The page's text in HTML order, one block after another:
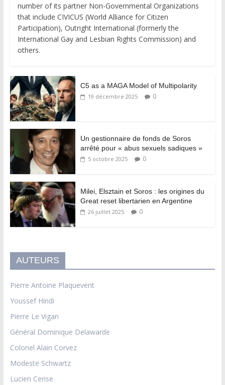
number of its partner Non-Governmental Organizations
that include CIVICUS (World Alliance for Citizen
Participation), Outright International (formerly the
International Gay and Lesbian Rights Commission) and
others.
C5 as a MAGA Model of Multipolarity
19 décembre 2025 0
Un gestionnaire de fonds de Soros
arrêté pour « abus sexuels sadiques »
5 octobre 2025 0
Milei, Elsztain et Soros : les origines du
Great reset libertarien en Argentine
26 juillet 2025 0
AUTEURS
Pierre Antoine Plaquevent
Youssef Hindi
Pierre Le Vigan
Général Dominique Delawarde
Colonel Alain Corvez
Modeste Schwartz
Lucien Cerise